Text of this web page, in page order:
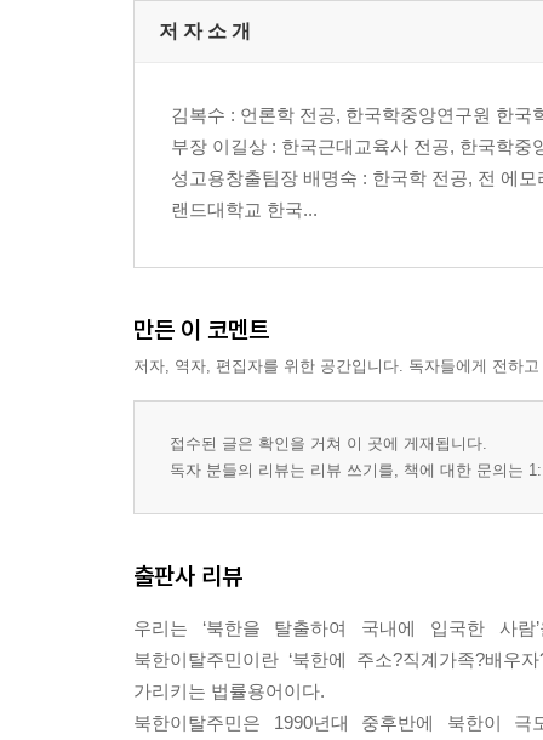
저 자 소 개
김복수 : 언론학 전공, 한국학중앙연구원 한
부장 이길상 : 한국근대교육사 전공, 한국학
성고용창출팀장 배명숙 : 한국학 전공, 전 에
랜드대학교 한국...
만든 이 코멘트
저자, 역자, 편집자를 위한 공간입니다. 독자들에게 전하
접수된 글은 확인을 거쳐 이 곳에 게재됩니다.
독자 분들의 리뷰는 리뷰 쓰기를, 책에 대한 문의는
출판사 리뷰
우리는 ‘북한을 탈출하여 국내에 입국한 사
북한이탈주민이란 ‘북한에 주소?직계가족?배
가리키는 법률용어이다.
북한이탈주민은 1990년대 중후반에 북한이